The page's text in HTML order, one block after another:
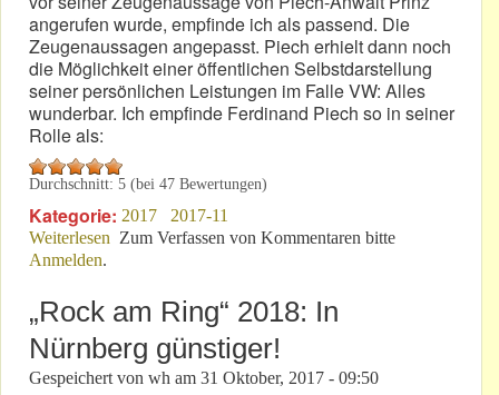
angerufen wurde, empfinde ich als passend. Die
Zeugenaussagen angepasst. Piech erhielt dann noch
die Möglichkeit einer öffentlichen Selbstdarstellung
seiner persönlichen Leistungen im Falle VW: Alles
wunderbar. Ich empfinde Ferdinand Piech so in seiner
Rolle als:
Durchschnitt: 5 (bei 47 Bewertungen)
Kategorie: 2017
2017-11
Weiterlesen über Herrscher über Auto und Laster - und die
Zum Verfassen von Kommentaren bitte
Anmelden.
„Rock am Ring“ 2018: In
Nürnberg günstiger!
Gespeichert von wh am 31 Oktober, 2017 - 09:50